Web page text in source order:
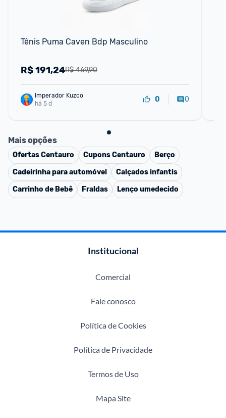
Tênis Puma Caven Bdp Masculino
R$ 469,90
R$191,24
Imperador Kuzco
há 5 d
0 0
Mais opções
OfertasCentauro CuponsCentauro
Berço
Cadeirinha para automóvel
Calçados infantis
Carrinho de Bebê
Fraldas Lenço umedecido
Institucional
Comercial
Fale conosco
Política de Cookies
Política de Privacidade
Termos de Uso
Mapa Site